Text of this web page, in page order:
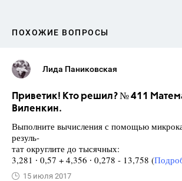
ПОХОЖИЕ ВОПРОСЫ
Лида Паниковская
Приветик! Кто решил? № 411
Виленкин.
Выполните вычисления с помощью
резуль-
тат округлите до тысячных:
3,281 ∙ 0,57 + 4,356 ∙ 0,278 - 13,758 (
15 июля 2017